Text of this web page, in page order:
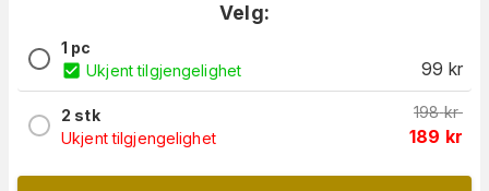
Velg:
1 pc
Ukjent tilgjengelighet
99 kr
2 stk
Ukjent tilgjengelighet
198 kr
189 kr